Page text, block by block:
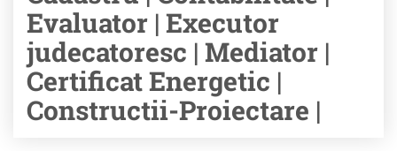
Evaluator | Executor
judecatoresc | Mediator |
Certificat Energetic |
Constructii-Proiectare |